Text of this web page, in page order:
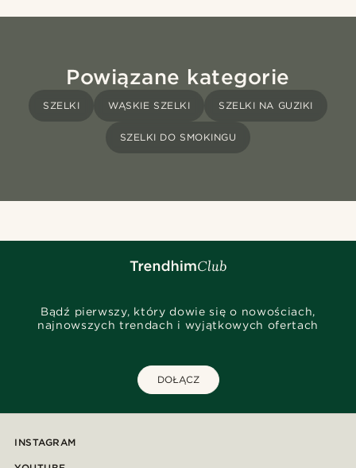
Powiązane kategorie
SZELKI WĄSKIE SZELKI SZELKI NA GUZIKI
SZELKI DO SMOKINGU
Bądź pierwszy, który dowie się o nowościach,
najnowszych trendach i wyjątkowych ofertach
DOŁĄCZ
INSTAGRAM